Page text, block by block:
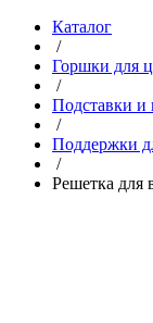
Каталог
/
Горшки для
/
Подставки и
/
Поддержки
/
Решетка для